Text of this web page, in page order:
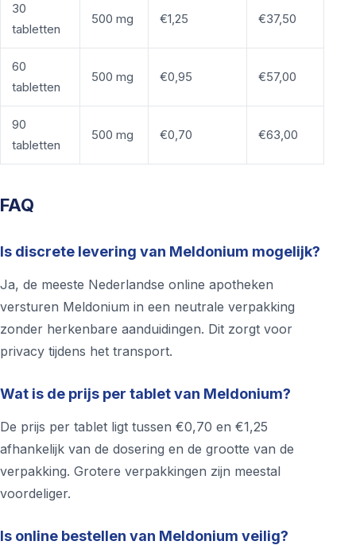
30
tabletten
500 mg €1,25 €37,50
60
tabletten
500 mg €0,95 €57,00
90
tabletten
500 mg €0,70 €63,00
FAQ
Is discrete levering van Meldonium mogelijk?
Ja, de meeste Nederlandse online apotheken
versturen Meldonium in een neutrale verpakking
zonder herkenbare aanduidingen. Dit zorgt voor
privacy tijdens het transport.
Wat is de prijs per tablet van Meldonium?
De prijs per tablet ligt tussen €0,70 en €1,25
afhankelijk van de dosering en de grootte van de
verpakking. Grotere verpakkingen zijn meestal
voordeliger.
Is online bestellen van Meldonium veilig?